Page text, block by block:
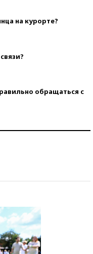
на курорте?
обращаться с